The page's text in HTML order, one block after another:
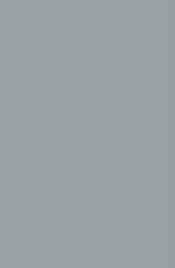
das
ist die